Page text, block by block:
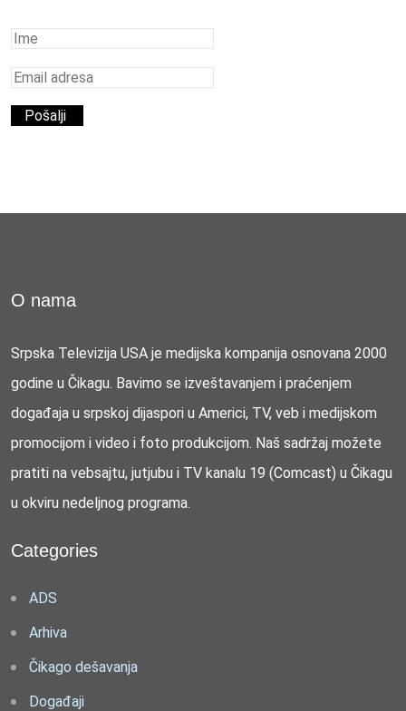
O nama
Srpska Televizija USA je medijska kompanija osnovana 2000
godine u Čikagu. Bavimo se izveštavanjem i praćenjem
događaja u srpskoj dijaspori u Americi, TV, veb i medijskom
promocijom i video i foto produkcijom. Naš sadržaj možete
pratiti na vebsajtu, jutjubu i TV kanalu 19 (Comcast) u Čikagu
u okviru nedeljnog programa.
Categories
ADS
Arhiva
Čikago dešavanja
Događaji